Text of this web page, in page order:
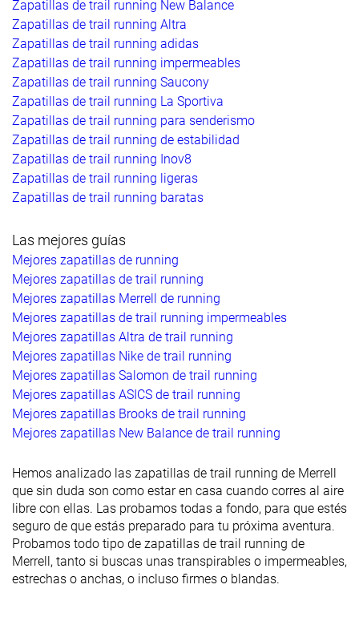
Zapatillas de trail running New Balance
Zapatillas de trail running Altra
Zapatillas de trail running adidas
Zapatillas de trail running impermeables
Zapatillas de trail running Saucony
Zapatillas de trail running La Sportiva
Zapatillas de trail running para senderismo
Zapatillas de trail running de estabilidad
Zapatillas de trail running Inov8
Zapatillas de trail running ligeras
Zapatillas de trail running baratas
Las mejores guías
Mejores zapatillas de running
Mejores zapatillas de trail running
Mejores zapatillas Merrell de running
Mejores zapatillas de trail running impermeables
Mejores zapatillas Altra de trail running
Mejores zapatillas Nike de trail running
Mejores zapatillas Salomon de trail running
Mejores zapatillas ASICS de trail running
Mejores zapatillas Brooks de trail running
Mejores zapatillas New Balance de trail running
Hemos analizado las zapatillas de trail running de Merrell
que sin duda son como estar en casa cuando corres al aire
libre con ellas. Las probamos todas a fondo, para que estés
seguro de que estás preparado para tu próxima aventura.
Probamos todo tipo de zapatillas de trail running de
Merrell, tanto si buscas unas transpirables o impermeables,
estrechas o anchas, o incluso firmes o blandas.